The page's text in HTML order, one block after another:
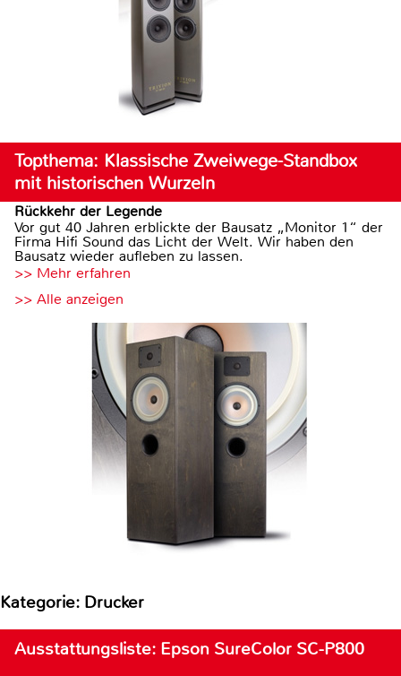
Topthema: Klassische Zweiwege-Standbox
mit historischen Wurzeln
Rückkehr der Legende
Vor gut 40 Jahren erblickte der Bausatz „Monitor 1“ der
Firma Hifi Sound das Licht der Welt. Wir haben den
Bausatz wieder aufleben zu lassen.
>> Mehr erfahren
>> Alle anzeigen
Kategorie: Drucker
Ausstattungsliste: Epson SureColor SC-P800